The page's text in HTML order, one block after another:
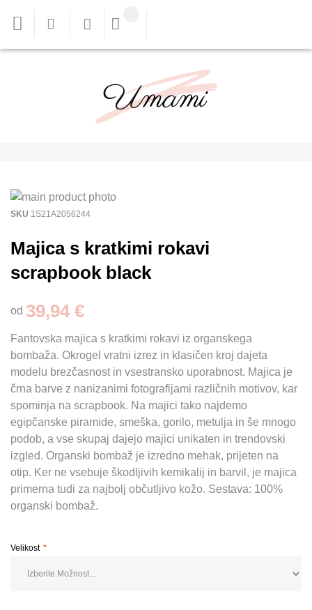
SKU 1S21A2056244
Majica s kratkimi rokavi
scrapbook black
od 39,94 €
Fantovska majica s kratkimi rokavi iz organskega
bombaža. Okrogel vratni izrez in klasičen kroj dajeta
modelu brezčasnost in vsestransko uporabnost. Majica je
črna barve z nanizanimi fotografijami različnih motivov, kar
spominja na scrapbook. Na majici tako najdemo
egipčanske piramide, smeška, gorilo, metulja in še mnogo
podob, a vse skupaj dajejo majici unikaten in trendovski
izgled. Organski bombaž je izredno mehak, prijeten na
otip. Ker ne vsebuje škodljivih kemikalij in barvil, je majica
primerna tudi za najbolj občutljivo kožo. Sestava: 100%
organski bombaž.
Velikost